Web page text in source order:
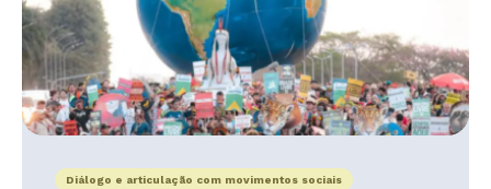
Diálogo e articulação com movimentos sociais